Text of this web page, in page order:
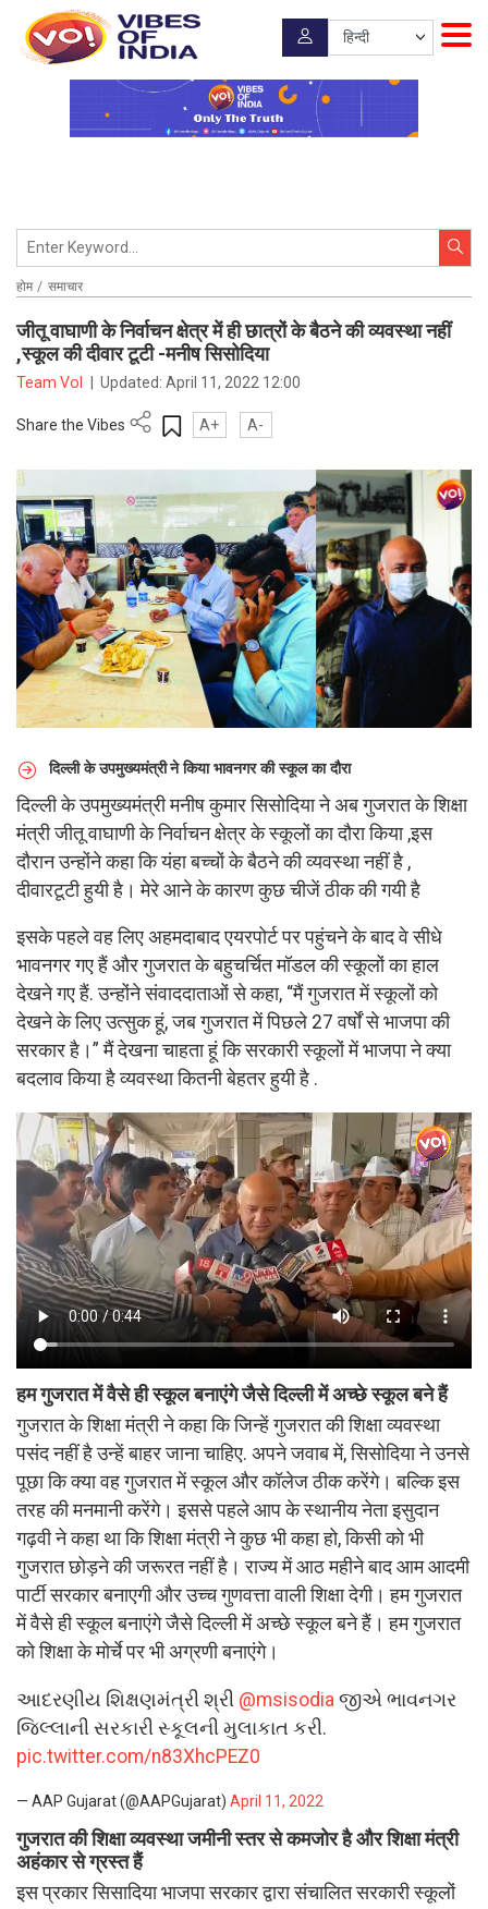
होम समाचार
जीतू वाघाणी के निर्वाचन क्षेत्र में ही छात्रों के बैठने की व्यवस्था नहीं
,स्कूल की दीवार टूटी -मनीष सिसोदिया
Team VoI Updated:April 11, 2022 12:00
Share the Vibes A+ A-
दिल्ली के उपमुख्यमंत्रीने किया भावनगर की स्कूल का दौरा
दिल्ली के उपमुख्यमंत्री मनीष कुमार सिसोदिया ने अब गुजरात के शिक्षा
मंत्री जीतू वाघाणी के निर्वाचन क्षेत्र के स्कूलों का दौरा किया ,इस
दौरान उन्होंने कहा कि यंहा बच्चों के बैठने की व्यवस्था नहीं है ,
दीवारटूटी हुयी है। मेरे आने के कारण कुछ चीजें ठीक की गयी है
इसके पहले वह लिए अहमदाबाद एयरपोर्ट पर पहुंचने के बाद वे सीधे
भावनगर गए हैं और गुजरात के बहुचर्चित मॉडल की स्कूलों का हाल
देखने गए हैं. उन्होंने संवाददाताओं से कहा, “मैं गुजरात में स्कूलों को
देखने के लिए उत्सुक हूं, जब गुजरात में पिछले 27 वर्षों से भाजपा की
सरकार है।” मैं देखना चाहता हूं कि सरकारी स्कूलों में भाजपा ने क्या
बदलाव किया है व्यवस्था कितनी बेहतर हुयी है .
हम गुजरात में वैसे ही स्कूल बनाएंगे जैसे दिल्ली में अच्छे स्कूल बने हैं
गुजरात के शिक्षा मंत्री ने कहा कि जिन्हें गुजरात की शिक्षा व्यवस्था
पसंद नहीं है उन्हें बाहर जाना चाहिए. अपने जवाब में, सिसोदिया ने उनसे
पूछा कि क्या वह गुजरात में स्कूल और कॉलेज ठीक करेंगे। बल्कि इस
तरह की मनमानी करेंगे। इससे पहले आप के स्थानीय नेता इसुदान
गढ़वी ने कहा था कि शिक्षा मंत्री ने कुछ भी कहा हो, किसी को भी
गुजरात छोड़ने की जरूरत नहीं है। राज्य में आठ महीने बाद आम आदमी
पार्टी सरकार बनाएगी और उच्च गुणवत्ता वाली शिक्षा देगी। हम गुजरात
में वैसे ही स्कूल बनाएंगे जैसे दिल्ली में अच्छे स्कूल बने हैं। हम गुजरात
को शिक्षा के मोर्चे पर भी अग्रणी बनाएंगे।
આદરણીય શિક્ષણમંત્રી શ્રી @msisodia જીએ ભાવનગર
જિલ્લાની સરકારી સ્કૂલની મુલાકાત કરી.
pic.twitter.com/n83XhcPEZ0
— AAP Gujarat (@AAPGujarat) April 11, 2022
गुजरात की शिक्षा व्यवस्था जमीनी स्तर से कमजोर है और शिक्षा मंत्री
अहंकार से ग्रस्त हैं
इस प्रकार सिसादिया भाजपा सरकार द्वारा संचालित सरकारी स्कूलों